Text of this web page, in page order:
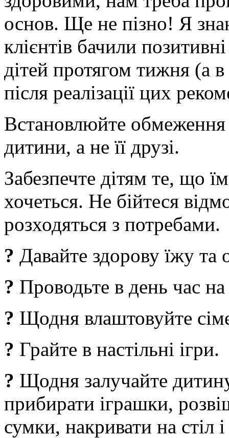
основ. Ще не пізно! Я
клієнтів бачили
дітей протягом тижня (а
після реалізації цих
Встановлюйте
дитини, а не її друзі.
Забезпечте дітям те, що
хочеться. Не бійтеся
розходяться з потребами.
? Давайте здорову їжу
? Проводьте в день час
? Щодня влаштовуйте
? Грайте в настільні ігри.
? Щодня залучайте
прибирати іграшки,
сумки, накривати на стіл